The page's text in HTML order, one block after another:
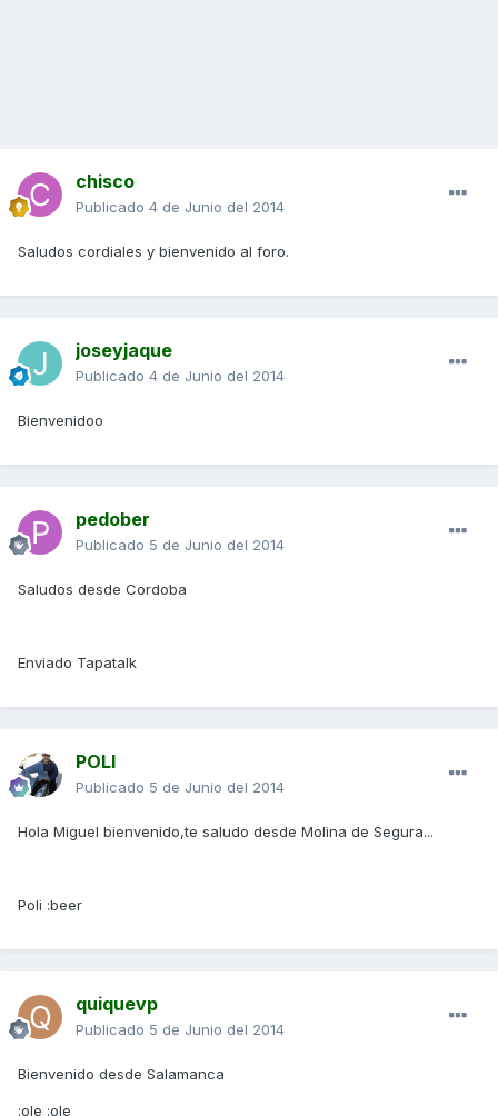
chisco
Publicado 4 de Junio del 2014
Saludos cordiales y bienvenido al foro.
joseyjaque
Publicado 4 de Junio del 2014
Bienvenidoo
pedober
Publicado 5 de Junio del 2014
Saludos desde Cordoba
Enviado Tapatalk
POLI
Publicado 5 de Junio del 2014
Hola Miguel bienvenido,te saludo desde Molina de Segura...
Poli :beer
quiquevp
Publicado 5 de Junio del 2014
Bienvenido desde Salamanca
:ole :ole